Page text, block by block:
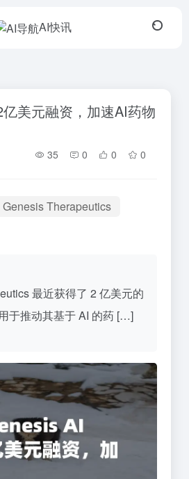
AI快讯
美元融资，加速AI药物
35 0 0 0
Genesis Therapeutics
最近获得了 2 亿美元的
于推动其基于 AI 的药 […]